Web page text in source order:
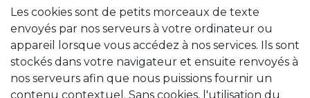
Les cookies sont de petits morceaux de texte
envoyés par nos serveurs à votre ordinateur ou
appareil lorsque vous accédez à nos services. Ils sont
stockés dans votre navigateur et ensuite renvoyés à
nos serveurs afin que nous puissions fournir un
contenu contextuel. Sans cookies, l'utilisation du